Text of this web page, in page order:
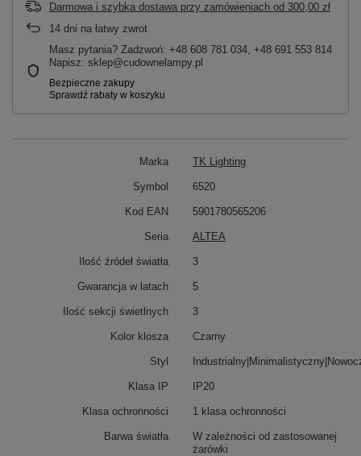
Darmowa i szybka dostawa przy zamówieniach od 300,00 zł
14 dni na łatwy zwrot
Masz pytania? Zadzwoń: +48 608 781 034, +48 691 553 814
Napisz: sklep@cudownelampy.pl
Marka TK Lighting
Symbol 6520
Kod EAN 5901780565206
Seria ALTEA
Ilość źródeł światła 3
Gwarancja w latach 5
Ilość sekcji świetlnych 3
Kolor klosza Czarny
Styl
Klasa IP IP20
Klasa ochronności 1 klasa ochronności
Barwa światła
W zależności od zastosowanej
żarówki